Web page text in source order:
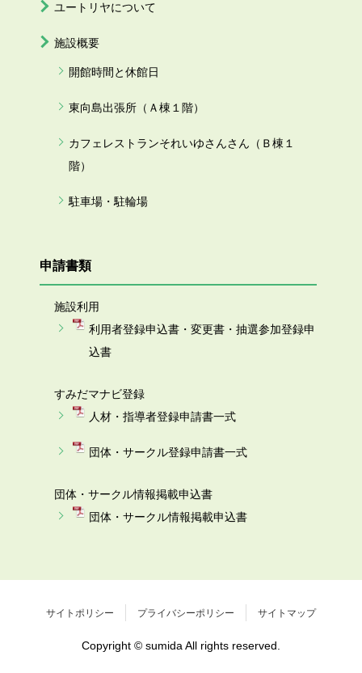
ユートリヤについて
施設概要
開館時間と休館日
東向島出張所（Ａ棟１階）
カフェレストランそれいゆさんさん（Ｂ棟１
階）
駐車場・駐輪場
申請書類
施設利用
利用者登録申込書・変更書・抽選参加登録申
込書
すみだマナビ登録
人材・指導者登録申請書一式
団体・サークル登録申請書一式
団体・サークル情報掲載申込書
団体・サークル情報掲載申込書
サイトポリシー プライバシーポリシー サイトマップ
Copyright © sumida All rights reserved.